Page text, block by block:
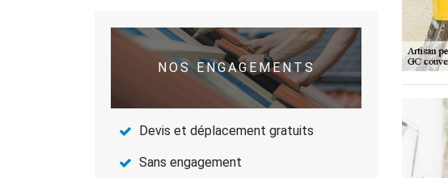
NOS ENGAGEMENTS
Devis et déplacement gratuits
Sans engagement